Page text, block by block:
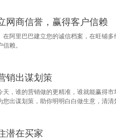
网商信誉，赢得客户信赖
在阿里巴巴建立您的诚信档案，在旺铺
赖。
销出谋划策
天，谁的营销做的更精准，谁就能赢得
您出谋划策，助你明明白白做生意，清清
潜在买家